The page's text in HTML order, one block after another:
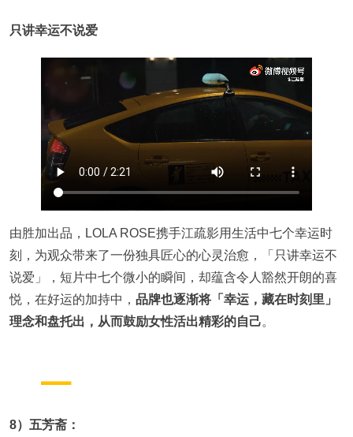
只讲幸运不说爱
由胜加出品，LOLA ROSE携手江疏影用生活中七个幸运时
刻，为观众带来了一份独具匠心的心灵治愈，「只讲幸运不
说爱」，短片中七个微小的瞬间，却蕴含令人豁然开朗的喜
悦，在好运的加持中， 品牌也逐渐将「幸运，藏在时刻里」
理念和盘托出，从而鼓励女性活出精彩的自己。
8）五芳斋：